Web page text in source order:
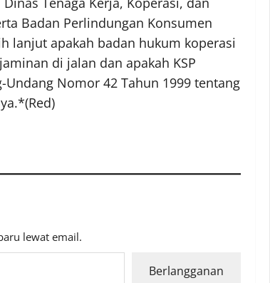
Badan Perlindungan Konsumen
lanjut apakah badan hukum koperasi
di jalan dan apakah KSP
Nomor 42 Tahun 1999 tentang
lewat email.
Berlangganan